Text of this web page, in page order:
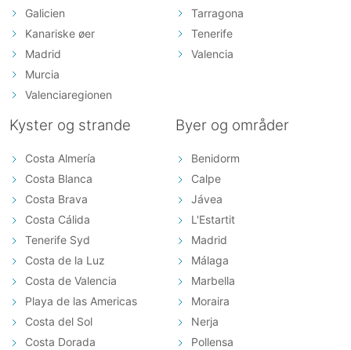
Galicien
Kanariske øer
Madrid
Murcia
Valenciaregionen
Tarragona
Tenerife
Valencia
Kyster og strande
Costa Almería
Costa Blanca
Costa Brava
Costa Cálida
Tenerife Syd
Costa de la Luz
Costa de Valencia
Playa de las Americas
Costa del Sol
Costa Dorada
Byer og områder
Benidorm
Calpe
Jávea
L'Estartit
Madrid
Málaga
Marbella
Moraira
Nerja
Pollensa